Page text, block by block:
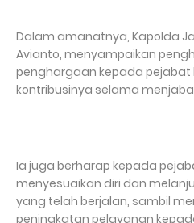
Dalam amanatnya, Kapolda
Avianto, menyampaikan
penghargaan kepada
kontribusinya selama
Ia juga berharap kepada
menyesuaikan diri dan
yang telah berjalan, sambil
peningkatan pelayanan